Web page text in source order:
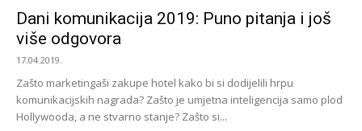
Dani komunikacija 2019: Puno pitanja i još
više odgovora
17.04.2019.
Zašto marketingaši zakupe hotel kako bi si dodijelili hrpu
komunikacijskih nagrada? Zašto je umjetna inteligencija samo plod
Hollywooda, a ne stvarno stanje? Zašto si...